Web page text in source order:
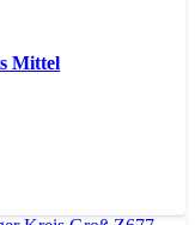
Mittel